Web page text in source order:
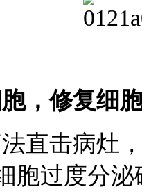
，修复细
击病灶，
胞过度分